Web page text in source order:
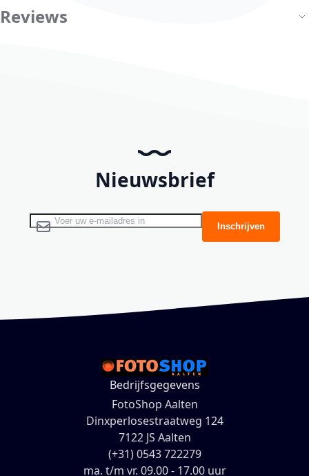
Reviews
Nieuwsbrief
Abonneer u op onze nieuwsbrief Inschrijven
Bedrijfsgegevens
FotoShop Aalten
Dinxperlosestraatweg 124
7122 JS Aalten
(+31) 0543 722279
ma. t/m vr. 09.00 - 17.00 uur